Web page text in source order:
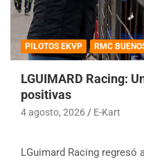
PILOTOS EKVP RMC
LGUIMARD Racing:
positivas
4 agosto, 2026 E-Kart
LGuimard Racing regresó